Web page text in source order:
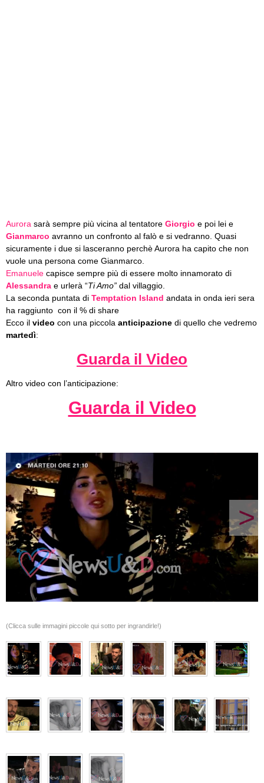
Aurora sarà sempre più vicina al tentatore Giorgio e poi lei e
Gianmarco avranno un confronto al falò e si vedranno. Quasi
sicuramente i due si lasceranno perchè Aurora ha capito che non
vuole una persona come Gianmarco.
Emanuele capisce sempre più di essere molto innamorato di
Alessandra e urlerà “Ti Amo” dal villaggio.
La seconda puntata di Temptation Island andata in onda ieri sera
ha raggiunto con il % di share
Ecco il video con una piccola anticipazione di quello che vedremo
martedì:
Guarda il Video
Altro video con l’anticipazione:
Guarda il Video
>
(Clicca sulle immagini piccole qui sotto per ingrandirle!)